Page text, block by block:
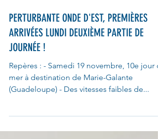
PERTURBANTE ONDE D'EST, PREMIÈRES
ARRIVÉES LUNDI DEUXIÈME PARTIE DE
JOURNÉE !
Repères : - Samedi 19 novembre, 10e jour de
mer à destination de Marie-Galante